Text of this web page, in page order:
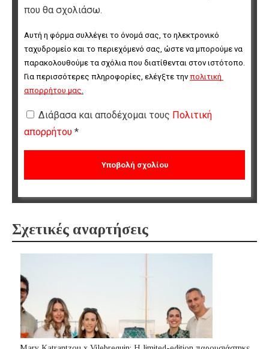
που θα σχολιάσω.
Αυτή η φόρμα συλλέγει το όνομά σας, το ηλεκτρονικό
ταχυδρομείο και το περιεχόμενό σας, ώστε να μπορούμε να
παρακολουθούμε τα σχόλια που διατίθενται στον ιστότοπο.
Για περισσότερες πληροφορίες, ελέγξτε την πολιτική
απορρήτου μας.
Διάβασα και αποδέχομαι τους Πολιτική
απορρήτου *
Σχετικές αναρτήσεις